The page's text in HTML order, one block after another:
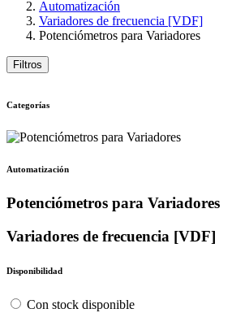
Automatización
Variadores de frecuencia [VDF]
Potenciómetros para Variadores
Filtros
Categorías
Automatización
Potenciómetros para Variadores
Variadores de frecuencia [VDF]
Disponibilidad
Con stock disponible